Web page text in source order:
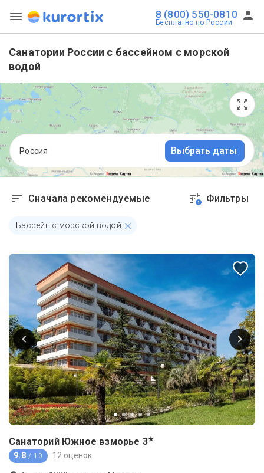
8 (800) 550-0810
Бесплатно по России
Санатории России с бассейном с морской
водой
Россия Выбрать даты
Сначала рекомендуемые 1 Фильтры
Бассейн с морской водой
Санаторий Южное взморье 3★
9.8 / 10 12 оценок